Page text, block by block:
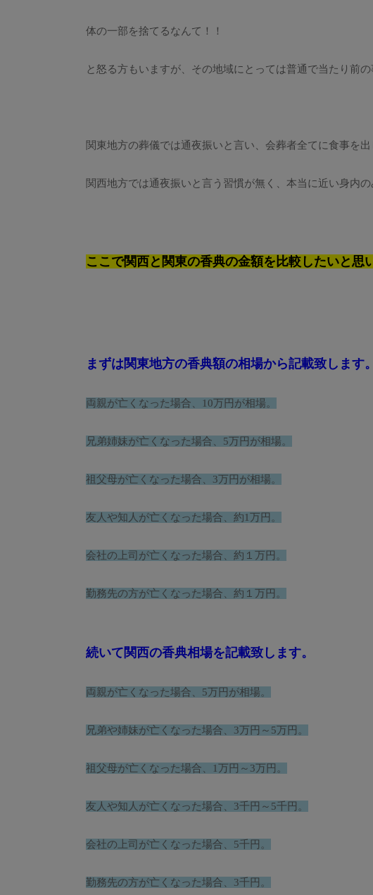
体の一部を捨てるなんて！！
と怒る方もいますが、その地域にとっては普通で当たり前の
関東地方の葬儀では通夜振いと言い、会葬者全てに食事を
関西地方では通夜振いと言う習慣が無く、本当に近い身内の
ここで関西と関東の香典の金額を比較したいと思
まずは関東地方の香典額の相場から記載致します。
両親が亡くなった場合、10万円が相場。
兄弟姉妹が亡くなった場合、5万円が相場。
祖父母が亡くなった場合、3万円が相場。
友人や知人が亡くなった場合、約1万円。
会社の上司が亡くなった場合、約１万円。
勤務先の方が亡くなった場合、約１万円。
続いて関西の香典相場を記載致します。
両親が亡くなった場合、5万円が相場。
兄弟や姉妹が亡くなった場合、3万円～5万円。
祖父母が亡くなった場合、1万円～3万円。
友人や知人が亡くなった場合、3千円～5千円。
会社の上司が亡くなった場合、5千円。
勤務先の方が亡くなった場合、3千円。